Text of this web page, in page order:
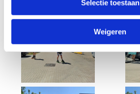
Selectie toestaan
Weigeren